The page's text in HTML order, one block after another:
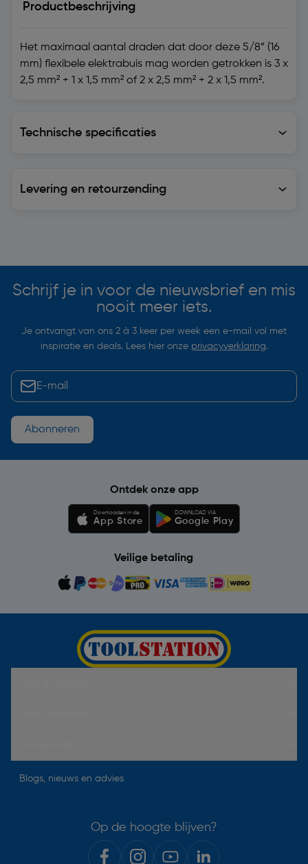
Productbeschrijving
Het maximaal aantal draden dat door deze 5/8” (16
mm) flexibele elektrabuis mag worden getrokken is 3 x
2,5 mm² + 1 x 1,5 mm² of 2 x 2,5 mm² + 2 x 1,5 mm².
Technische specificaties
Levering en retourzending
Schrijf je in voor de nieuwsbrief en mis
nooit meer iets.
Je ontvangt van ons 2 à 3 keer per week een e-mail vol met
inspiratie en deals. Lees hier onze privacyverklaring.
Abonneren
Ontdek onze app
Downloaden in de
App Store
DOWNLOAD VIA
Google Play
Veilige betaling
Blogs, nieuws en advies
Op de hoogte blijven?